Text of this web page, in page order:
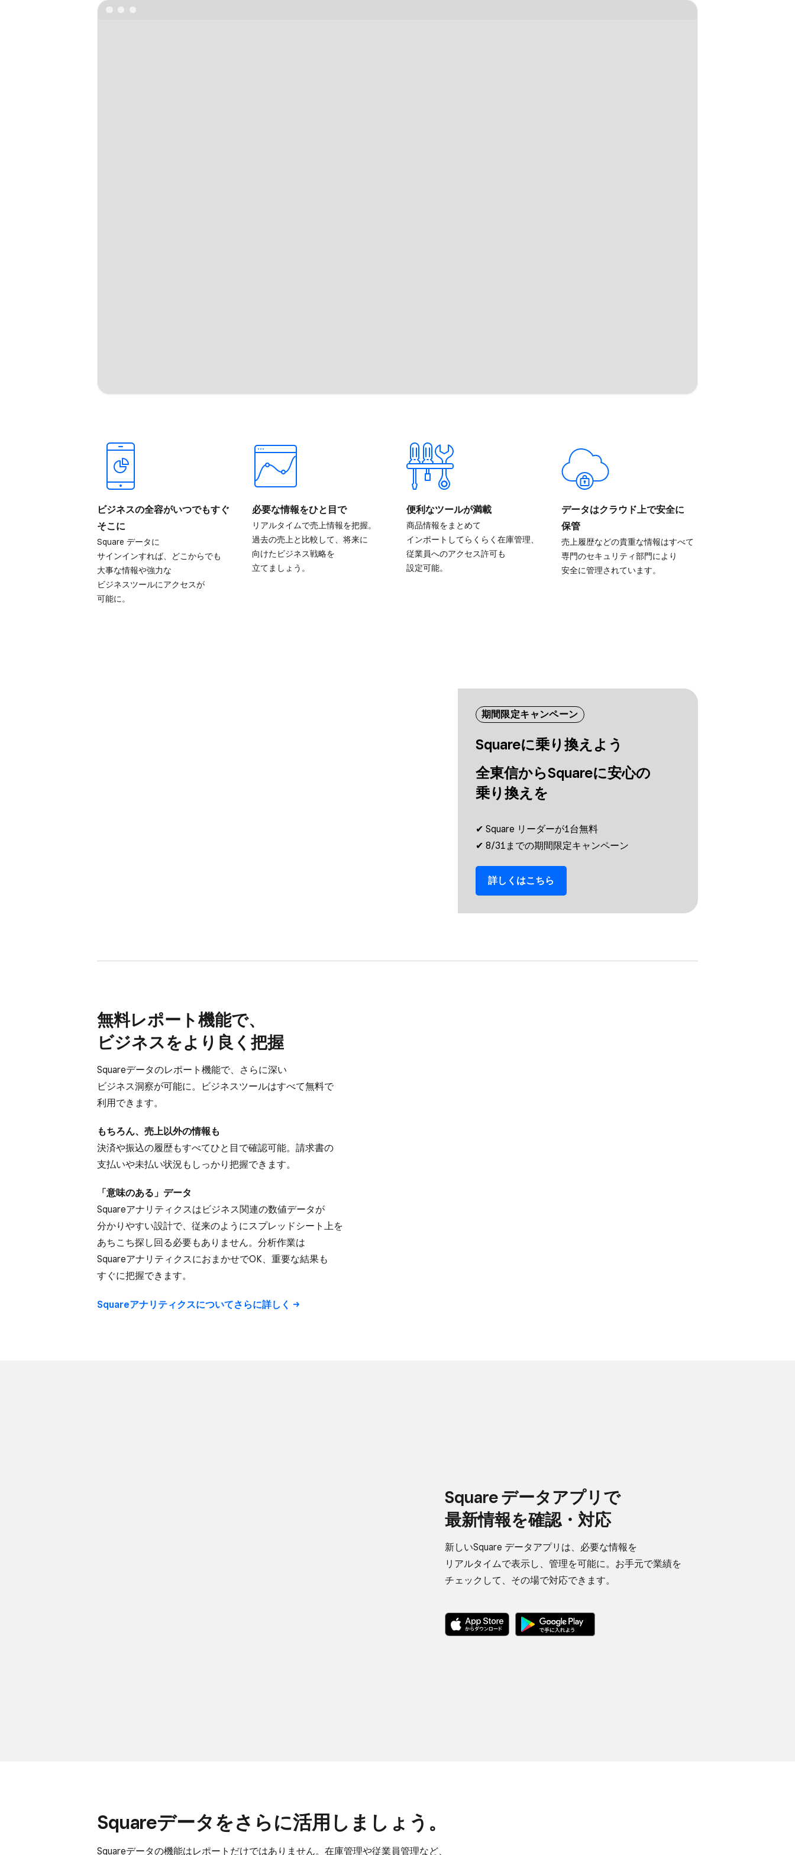
ビジネスの​全容が​いつでも​すぐ​
そこに
Square データに​
サインインすれば、​どこから​でも​
大事な​情報や​強力な​
ビジネスツールに​アクセスが​
可能に。
必要な​情報を​ひと目で
リアルタイムで​売上情報を​把握。​
過去の​売上と​比較して、​将来に​
向けた​ビジネス戦略を​
立てましょう。
便利な​ツールが​満載
商品情報を​まとめて​
インポートしてらくらく​在庫管理、​
従業員への​アクセス許可も​
設定可能。
データは​クラウド上で​安全に​
保管
売上履歴などの​貴重な​情報は​すべて​
専門の​セキュリティ部門に​より​
安全に​管理されています。
期間限定キャンペーン
Squareに​乗り換えよう
全東​信から​Squareに​安心の​
乗り換えを
✔︎ Square リーダーが​1台無料
✔︎ 8/31までの​期間限定キャンペーン
詳しくは​こちら
無料レポート機能で、​
ビジネスを​より​良く​把握
Squareデータの​レポート機能で、​さらに​深い​
ビジネス洞察が​可能に。​ビジネスツールは​すべて​無料で​
利用できます。
もちろん、​売上以外の​情報も
決済や​振込の​履歴も​すべて​ひと目で​確認可能。​請求書の​
支払いや​未払い​状況も​しっかり​把握できます。
「意味の​ある」​データ
Squareアナリティクスは​ビジネス関連の​数値データが​
分かりやすい​設計で、​従来のように​スプレッドシート上を​
あちこち探し回る​必要も​ありません。​分析作業は​
Squareアナリティクスに​おまかせで​OK、​重要な​結果も​
すぐに​把握できます。
Squareアナリティクスに​ついてさらに​詳しく
Square データアプリで​​
最新情報を​​確認・対応
新しい​Square データアプリは、​必要な​情報を​
リアルタイムで​表示し、​管理を​可能に。​お手元で​業績を​
チェックして、​その場で​対応できます。
Squareデータを​さらに​活用しましょう。
Squareデータの​機能は​レポートだけでは​ありません。​在庫管理や​従業員管理など、​